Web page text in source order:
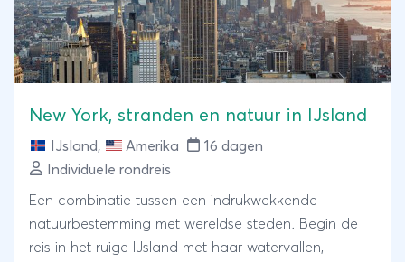
New York, stranden en natuur in IJsland
IJsland, Amerika
16 dagen
Individuele rondreis
Een combinatie tussen een indrukwekkende
natuurbestemming met wereldse steden. Begin de
reis in het ruige IJsland met haar watervallen,